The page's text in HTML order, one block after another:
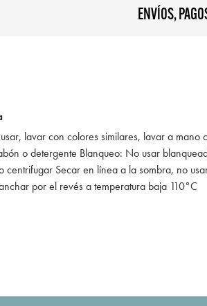
ENVÍOS,
lavar con colores similares, lavar a mano
o detergente Blanqueo: No usar
centrifugar Secar en línea a la sombra, no
por el revés a temperatura baja 110°C